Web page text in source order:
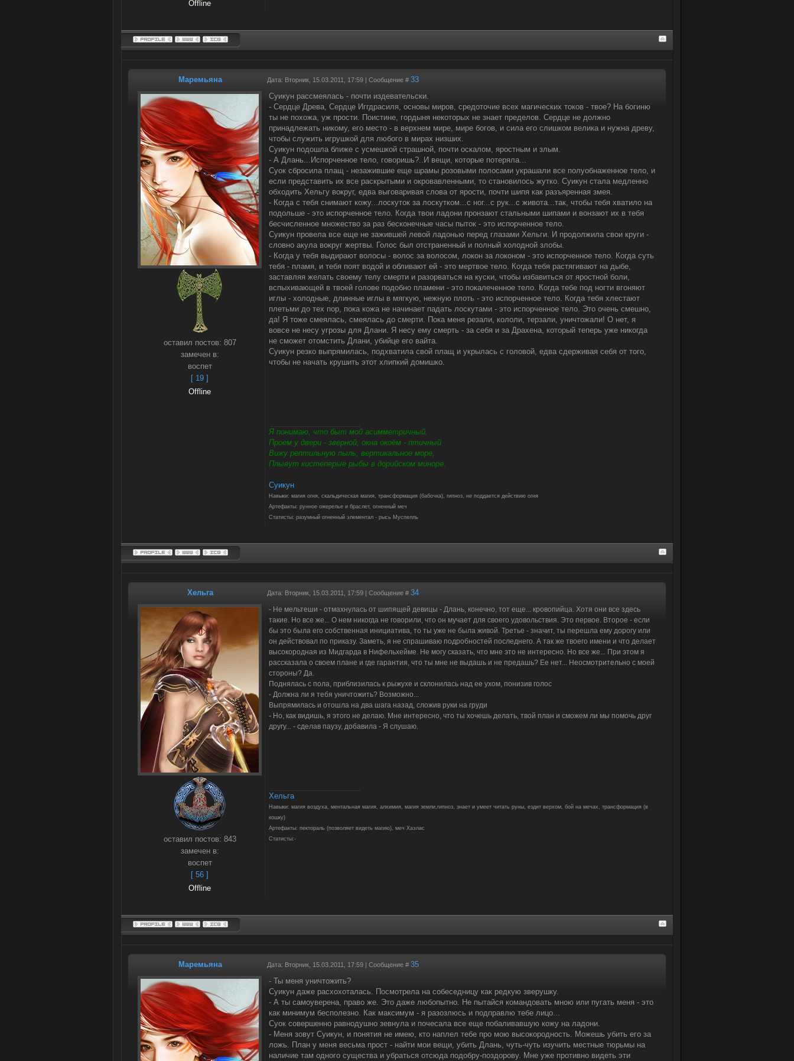
Offline
Маремьяна Дата: Вторник, 15.03.2011, 17:59 | Сообщение # 33
оставил постов: 807
замечен в:
воспет
[ 19 ]
Offline
Суикун рассмеялась - почти издевательски.
- Сердце Древа, Сердце Иггдрасиля, основы миров, средоточие всех магических токов - твое? На богиню
ты не похожа, уж прости. Поистине, гордыня некоторых не знает пределов. Сердце не должно
принадлежать никому, его место - в верхнем мире, мире богов, и сила его слишком велика и нужна древу,
чтобы служить игрушкой для любого в мирах низших.
Суикун подошла ближе с усмешкой страшной, почти оскалом, яростным и злым.
- А Длань...Испорченное тело, говоришь?..И вещи, которые потеряла...
Суок сбросила плащ - незажившие еще шрамы розовыми полосами украшали все полуобнаженное тело, и
если представить их все раскрытыми и окровавленными, то становилось жутко. Суикун стала медленно
обходить Хельгу вокруг, едва выговаривая слова от ярости, почти шипя как разъяренная змея.
- Когда с тебя снимают кожу...лоскуток за лоскутком...с ног...с рук...с живота...так, чтобы тебя хватило на
подольше - это испорченное тело. Когда твои ладони пронзают стальными шипами и вонзают их в тебя
бесчисленное множество за раз бесконечные часы пыток - это испорченное тело.
Суикун провела все еще не зажившей левой ладонью перед глазами Хельги. И продолжила свои круги -
словно акула вокруг жертвы. Голос был отстраненный и полный холодной злобы.
- Когда у тебя выдирают волосы - волос за волосом, локон за локоном - это испорченное тело. Когда суть
тебя - пламя, и тебя поят водой и обливают ей - это мертвое тело. Когда тебя растягивают на дыбе,
заставляя желать своему телу смерти и разорваться на куски, чтобы избавиться от яростной боли,
вспыхивающей в твоей голове подобно пламени - это покалеченное тело. Когда тебе под ногти вгоняют
иглы - холодные, длинные иглы в мягкую, нежную плоть - это испорченное тело. Когда тебя хлестают
плетьми до тех пор, пока кожа не начинает падать лоскутами - это испорченное тело. Это очень смешно,
да! Я тоже смеялась, смеялась до смерти. Пока меня резали, кололи, терзали, уничтожали! О нет, я
вовсе не несу угрозы для Длани. Я несу ему смерть - за себя и за Драхена, который теперь уже никогда
не сможет отомстить Длани, убийце его вайта.
Суикун резко выпрямилась, подхватила свой плащ и укрылась с головой, едва сдерживая себя от того,
чтобы не начать крушить этот хлипкий домишко.
Я понимаю, что быт мой асимметричный,
Проем у двери - зверной, окна окоём - птичный
Вижу рептильную пыль, вертикальное море,
Плывут кистеперые рыбы в дорийском миноре.
Суикун
Навыки: магия огня, скальдическая магия, трансформация (бабочка), гипноз, не поддается действию огня
Артефакты: рунное ожерелье и браслет, огненный меч
Статисты: разумный огненный элементал - рысь Муспелль
Хельга Дата: Вторник, 15.03.2011, 17:59 | Сообщение # 34
оставил постов: 843
замечен в:
воспет
[ 56 ]
Offline
- Не мельтеши - отмахнулась от шипящей девицы - Длань, конечно, тот еще... кровопийца. Хотя они все здесь
такие. Но все же... О нем никогда не говорили, что он мучает для своего удовольствия. Это первое. Второе - если
бы это была его собственная инициатива, то ты уже не была живой. Третье - значит, ты перешла ему дорогу или
он действовал по приказу. Заметь, я не спрашиваю подробностей последнего. А так же твоего имени и что делает
высокородная из Мидгарда в Нифельхейме. Не могу сказать, что мне это не интересно. Но все же... При этом я
рассказала о своем плане и где гарантия, что ты мне не выдашь и не предашь? Ее нет... Неосмотрительно с моей
стороны? Да.
Поднялась с пола, приблизилась к рыжухе и склонилась над ее ухом, понизив голос
- Должна ли я тебя уничтожить? Возможно...
Выпрямилась и отошла на два шага назад, сложив руки на груди
- Но, как видишь, я этого не делаю. Мне интересно, что ты хочешь делать, твой план и сможем ли мы помочь друг
другу... - сделав паузу, добавила - Я слушаю.
Хельга
Навыки: магия воздуха, ментальная магия, алхимия, магия земли,гипноз, знает и умеет читать руны, ездит верхом, бой на мечах, трансформация (в
кошку)
Артефакты: пектораль (позволяет видеть магию), меч Хаэлас
Статисты:-
Маремьяна Дата: Вторник, 15.03.2011, 17:59 | Сообщение # 35
- Ты меня уничтожить?
Суикун даже расхохоталась. Посмотрела на собеседницу как редкую зверушку.
- А ты самоуверена, право же. Это даже любопытно. Не пытайся командовать мною или пугать меня - это
как минимум бесполезно. Как максимум - я разозлюсь и подправлю тебе лицо...
Суок совершенно равнодушно зевнула и почесала все еще побаливавшую кожу на ладони.
- Меня зовут Суикун, и понятия не имею, кто наплел тебе про мою высокородность. Можешь убить его за
ложь. План у меня весьма прост - найти мои вещи, убить Длань, чуть-чуть изучить местные тюрьмы на
наличие там одного существа и убраться отсюда подобру-поздорову. Мне уже противно видеть эти